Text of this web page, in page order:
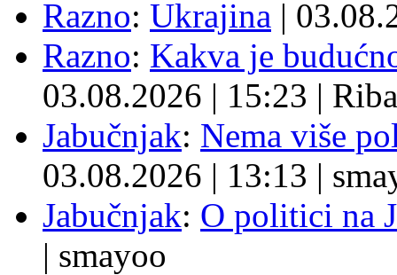
Razno: Ukrajina |
Razno: Kakva je
03.08.2026 | 15:23 | Riba
Jabučnjak: Nema više
03.08.2026 | 13:13 |
Jabučnjak: O politici na
| smayoo